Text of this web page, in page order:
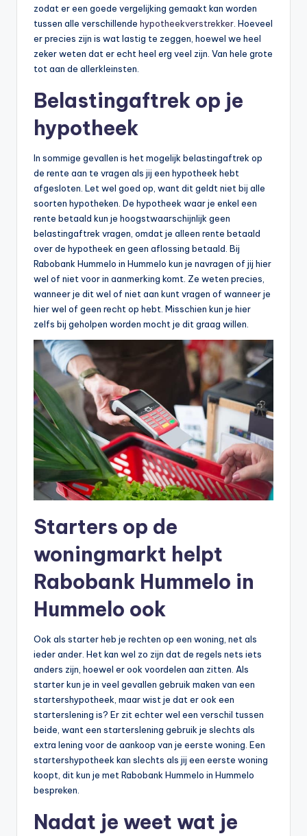
zodat er een goede vergelijking gemaakt kan worden
tussen alle verschillende hypotheekverstrekker. Hoeveel
er precies zijn is wat lastig te zeggen, hoewel we heel
zeker weten dat er echt heel erg veel zijn. Van hele grote
tot aan de allerkleinsten.
Belastingaftrek op je
hypotheek
In sommige gevallen is het mogelijk belastingaftrek op
de rente aan te vragen als jij een hypotheek hebt
afgesloten. Let wel goed op, want dit geldt niet bij alle
soorten hypotheken. De hypotheek waar je enkel een
rente betaald kun je hoogstwaarschijnlijk geen
belastingaftrek vragen, omdat je alleen rente betaald
over de hypotheek en geen aflossing betaald. Bij
Rabobank Hummelo in Hummelo kun je navragen of jij hier
wel of niet voor in aanmerking komt. Ze weten precies,
wanneer je dit wel of niet aan kunt vragen of wanneer je
hier wel of geen recht op hebt. Misschien kun je hier
zelfs bij geholpen worden mocht je dit graag willen.
Starters op de
woningmarkt helpt
Rabobank Hummelo in
Hummelo ook
Ook als starter heb je rechten op een woning, net als
ieder ander. Het kan wel zo zijn dat de regels nets iets
anders zijn, hoewel er ook voordelen aan zitten. Als
starter kun je in veel gevallen gebruik maken van een
startershypotheek, maar wist je dat er ook een
starterslening is? Er zit echter wel een verschil tussen
beide, want een starterslening gebruik je slechts als
extra lening voor de aankoop van je eerste woning. Een
startershypotheek kan slechts als jij een eerste woning
koopt, dit kun je met Rabobank Hummelo in Hummelo
bespreken.
Nadat je weet wat je